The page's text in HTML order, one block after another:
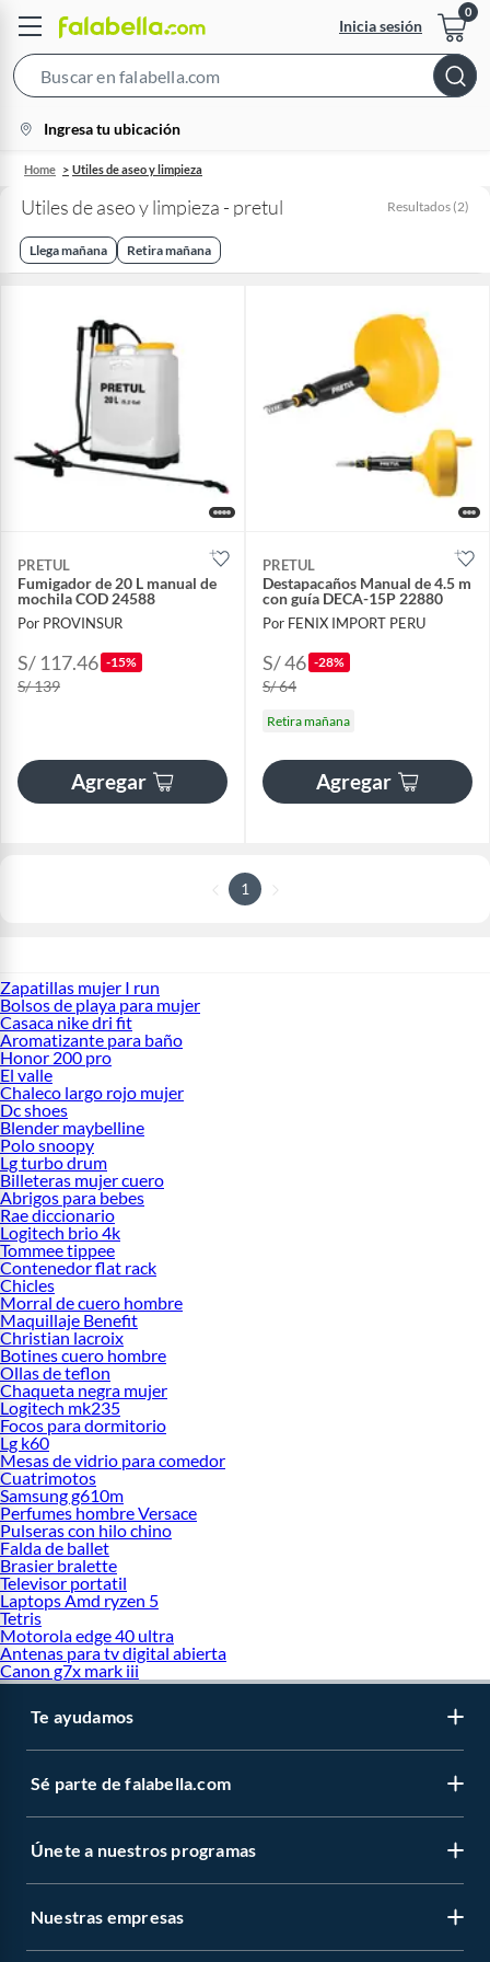
Inicia sesión
Bar
location-
icon
Ingresa tu ubicación
Home Utiles de aseo y limpieza
Utiles de aseo y limpieza - pretul Resultados (2)
Llega mañana Retira mañana
PRETUL
Fumigador de 20 L manual de
mochila COD 24588
Por PROVINSUR
S/ 117.46 -15%
S/ 139
Agregar
PRETUL
Destapacaños Manual de 4.5 m
con guía DECA-15P 22880
Por FENIX IMPORT PERU
S/ 46 -28%
S/ 64
Retira mañana
Agregar
1
Zapatillas mujer I run
Bolsos de playa para mujer
Casaca nike dri fit
Aromatizante para baño
Honor 200 pro
El valle
Chaleco largo rojo mujer
Dc shoes
Blender maybelline
Polo snoopy
Lg turbo drum
Billeteras mujer cuero
Abrigos para bebes
Rae diccionario
Logitech brio 4k
Tommee tippee
Contenedor flat rack
Chicles
Morral de cuero hombre
Maquillaje Benefit
Christian lacroix
Botines cuero hombre
Ollas de teflon
Chaqueta negra mujer
Logitech mk235
Focos para dormitorio
Lg k60
Mesas de vidrio para comedor
Cuatrimotos
Samsung g610m
Perfumes hombre Versace
Pulseras con hilo chino
Falda de ballet
Brasier bralette
Televisor portatil
Laptops Amd ryzen 5
Tetris
Motorola edge 40 ultra
Antenas para tv digital abierta
Canon g7x mark iii
Te ayudamos
Sé parte de falabella.com
Únete a nuestros programas
Nuestras empresas